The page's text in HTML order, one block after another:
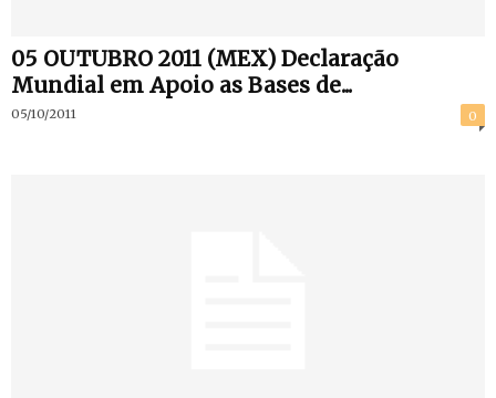
05 OUTUBRO 2011 (MEX) Declaração
Mundial em Apoio as Bases de...
05/10/2011 0